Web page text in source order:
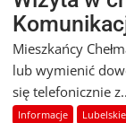
Mieszkańcy
lub wymienić
się telefonicznie
Informacje Lubelskie